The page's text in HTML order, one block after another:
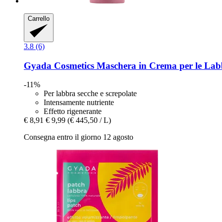
Carrello
3.8 (6)
Gyada Cosmetics Maschera in Crema per le
-11%
Per labbra secche e screpolate
Intensamente nutriente
Effetto rigenerante
€ 8,91 € 9,99 (€ 445,50 / L)
Consegna entro il giorno 12 agosto